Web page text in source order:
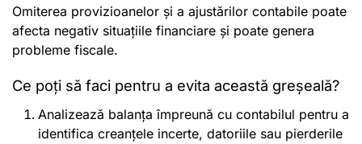
Omiterea provizioanelor și a ajustărilor contabile poate
afecta negativ situațiile financiare și poate genera
probleme fiscale.
Ce poți să faci pentru a evita această greșeală?
Analizează balanța împreună cu contabilul pentru a
identifica creanțele incerte, datoriile sau pierderile